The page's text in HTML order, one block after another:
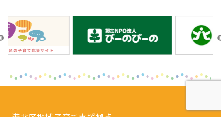
港北区地域子育て支援拠点